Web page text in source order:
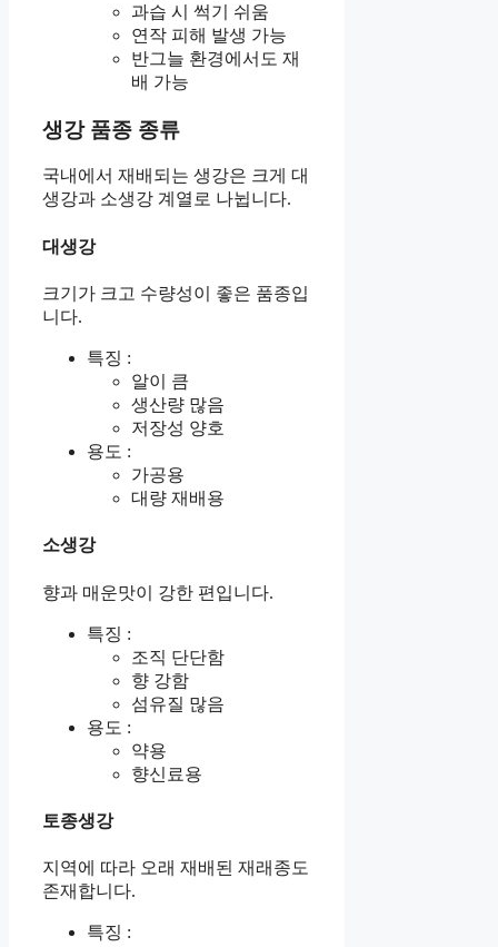
과습 시 썩기 쉬움
연작 피해 발생 가능
반그늘 환경에서도 재
배 가능
생강 품종 종류
국내에서 재배되는 생강은 크게 대
생강과 소생강 계열로 나뉩니다.
대생강
크기가 크고 수량성이 좋은 품종입
니다.
특징 :
알이 큼
생산량 많음
저장성 양호
용도 :
가공용
대량 재배용
소생강
향과 매운맛이 강한 편입니다.
특징 :
조직 단단함
향 강함
섬유질 많음
용도 :
약용
향신료용
토종생강
지역에 따라 오래 재배된 재래종도
존재합니다.
특징 :